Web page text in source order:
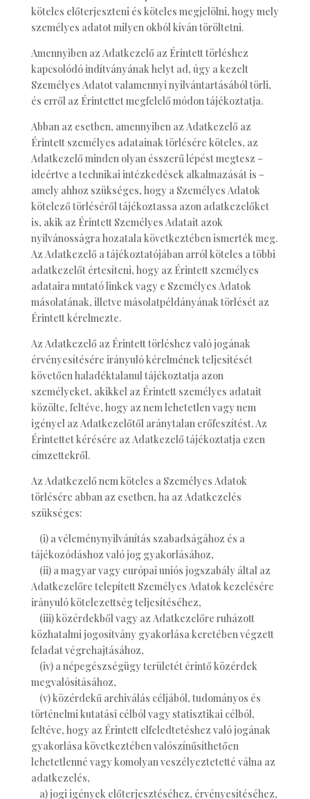
köteles előterjeszteni és köteles megjelölni, hogy mely
személyes adatot milyen okból kíván töröltetni.
Amennyiben az Adatkezelő az Érintett törléshez
kapcsolódó indítványának helyt ad, úgy a kezelt
Személyes Adatot valamennyi nyilvántartásából törli,
és erről az Érintettet megfelelő módon tájékoztatja.
Abban az esetben, amennyiben az Adatkezelő az
Érintett személyes adatainak törlésére köteles, az
Adatkezelő minden olyan ésszerű lépést megtesz –
ideértve a technikai intézkedések alkalmazását is –
amely ahhoz szükséges, hogy a Személyes Adatok
kötelező törléséről tájékoztassa azon adatkezelőket
is, akik az Érintett Személyes Adatait azok
nyilvánosságra hozatala következtében ismerték meg.
Az Adatkezelő a tájékoztatójában arról köteles a többi
adatkezelőt értesíteni, hogy az Érintett személyes
adataira mutató linkek vagy e Személyes Adatok
másolatának, illetve másolatpéldányának törlését az
Érintett kérelmezte.
Az Adatkezelő az Érintett törléshez való jogának
érvényesítésére irányuló kérelmének teljesítését
követően haladéktalanul tájékoztatja azon
személyeket, akikkel az Érintett személyes adatait
közölte, feltéve, hogy az nem lehetetlen vagy nem
igényel az Adatkezelőtől aránytalan erőfeszítést. Az
Érintettet kérésére az Adatkezelő tájékoztatja ezen
címzettekről.
Az Adatkezelő nem köteles a Személyes Adatok
törlésére abban az esetben, ha az Adatkezelés
szükséges:
(i) a véleménynyilvánítás szabadságához és a
tájékozódáshoz való jog gyakorlásához,
(ii) a magyar vagy európai uniós jogszabály által az
Adatkezelőre telepített Személyes Adatok kezelésére
irányuló kötelezettség teljesítéséhez,
(iii) közérdekből vagy az Adatkezelőre ruházott
közhatalmi jogosítvány gyakorlása keretében végzett
feladat végrehajtásához,
(iv) a népegészségügy területét érintő közérdek
megvalósításához,
(v) közérdekű archiválás céljából, tudományos és
történelmi kutatási célból vagy statisztikai célból,
feltéve, hogy az Érintett elfeledtetéshez való jogának
gyakorlása következtében valószínűsíthetően
lehetetlenné vagy komolyan veszélyeztetetté válna az
adatkezelés,
a) jogi igények előterjesztéséhez, érvényesítéséhez,